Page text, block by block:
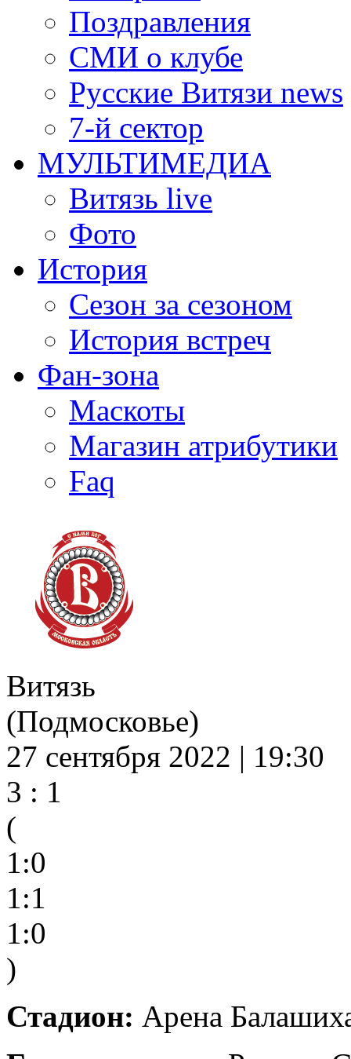
Поздравления
СМИ о клубе
Русские Витязи news
7-й сектор
МУЛЬТИМЕДИА
Витязь live
Фото
История
Сезон за сезоном
История встреч
Фан-зона
Маскоты
Магазин атрибутики
Faq
Витязь
(Подмосковье)
27 сентября 2022 | 19:30
3 : 1
(
1:0
1:1
1:0
)
Стадион: Арена